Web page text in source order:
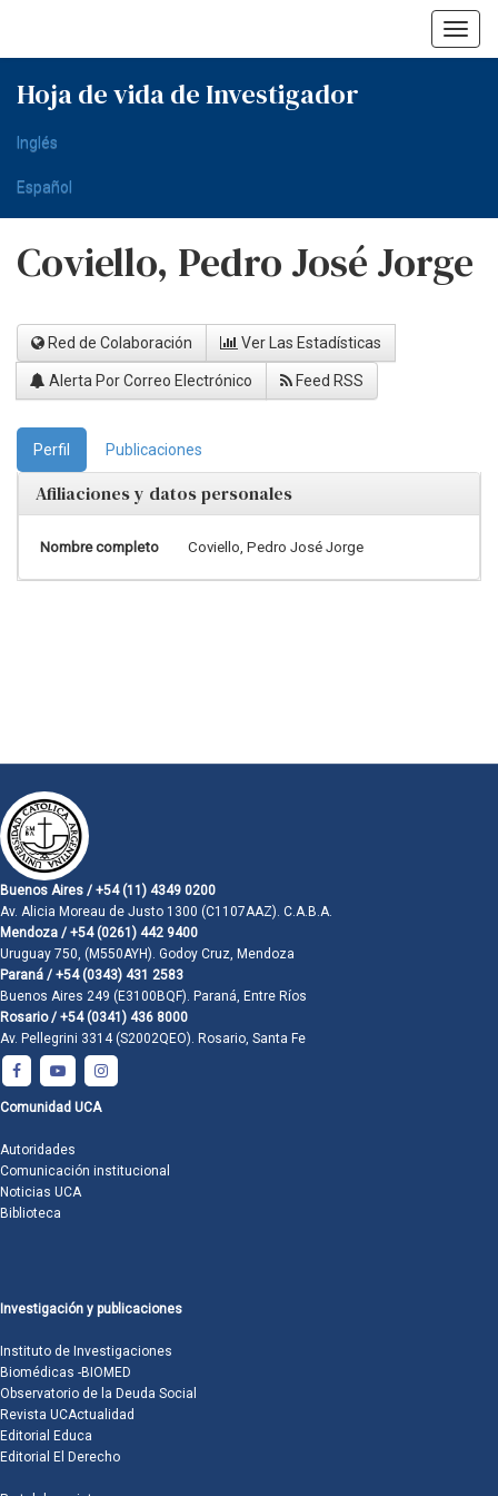
Hoja de vida de Investigador
Inglés
Español
Coviello, Pedro José Jorge
Red de Colaboración Ver Las Estadísticas
Alerta Por Correo Electrónico Feed RSS
Perfil Publicaciones
Afiliaciones y datos personales
Nombre completo Coviello, Pedro José Jorge
Buenos Aires / +54 (11) 4349 0200
Av. Alicia Moreau de Justo 1300 (C1107AAZ). C.A.B.A.
Mendoza / +54 (0261) 442 9400
Uruguay 750, (M550AYH). Godoy Cruz, Mendoza
Paraná / +54 (0343) 431 2583
Buenos Aires 249 (E3100BQF). Paraná, Entre Ríos
Rosario / +54 (0341) 436 8000
Av. Pellegrini 3314 (S2002QEO). Rosario, Santa Fe
Comunidad UCA
Autoridades
Comunicación institucional
Noticias UCA
Biblioteca
Investigación y publicaciones
Instituto de Investigaciones
Biomédicas -BIOMED
Observatorio de la Deuda Social
Revista UCActualidad
Editorial Educa
Editorial El Derecho